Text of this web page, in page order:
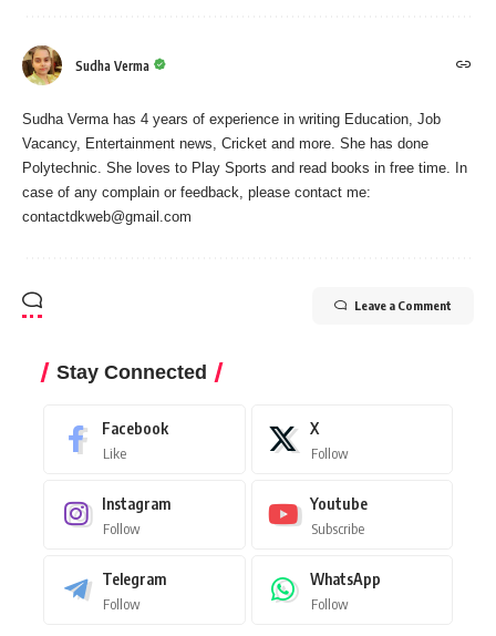
Sudha Verma
Sudha Verma has 4 years of experience in writing Education, Job
Vacancy, Entertainment news, Cricket and more. She has done
Polytechnic. She loves to Play Sports and read books in free time. In
case of any complain or feedback, please contact me:
contactdkweb@gmail.com
Leave a Comment
Stay Connected
Facebook
Like
X
Follow
Instagram
Follow
Youtube
Subscribe
Telegram
Follow
WhatsApp
Follow